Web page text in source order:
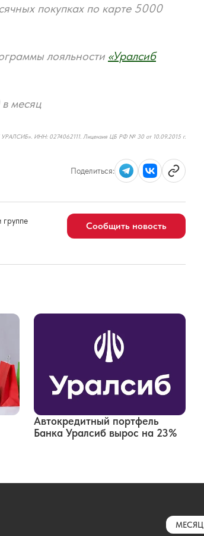
покупках по карте 5000
лояльности «Уралсиб
месяц
ИНН: 0274062111. Лицензия ЦБ РФ № 30 от 10.09.2015 г.
Поделиться:
Сообщить новость
Автокредитный портфель
Банка Уралсиб вырос на 23%
МЕСЯЦ